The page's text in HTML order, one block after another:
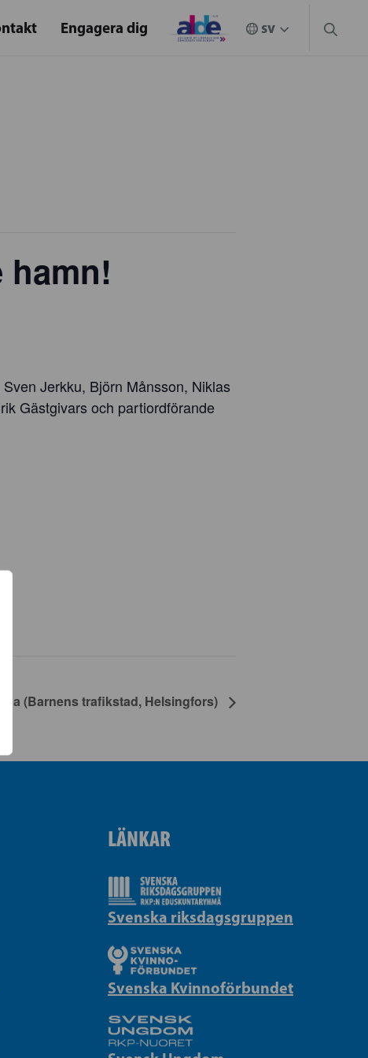
Engagera dig
Jerkku, Björn Månsson, Niklas
Gästgivars och partiordförande
(Barnens trafikstad, Helsingfors)
LÄNKAR
Svenska riksdagsgruppen
Svenska Kvinnoförbundet